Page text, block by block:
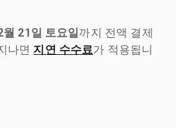
21일 토요일까지 전액 결제
나면 지연 수수료가 적용됩니